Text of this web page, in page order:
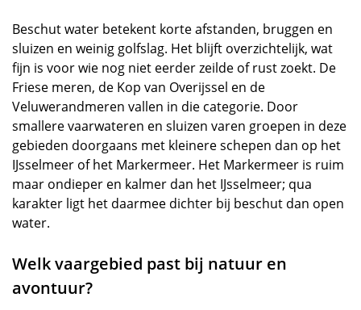
Beschut water betekent korte afstanden, bruggen en
sluizen en weinig golfslag. Het blijft overzichtelijk, wat
fijn is voor wie nog niet eerder zeilde of rust zoekt. De
Friese meren, de Kop van Overijssel en de
Veluwerandmeren vallen in die categorie. Door
smallere vaarwateren en sluizen varen groepen in deze
gebieden doorgaans met kleinere schepen dan op het
IJsselmeer of het Markermeer. Het Markermeer is ruim
maar ondieper en kalmer dan het IJsselmeer; qua
karakter ligt het daarmee dichter bij beschut dan open
water.
Welk vaargebied past bij natuur en
avontuur?